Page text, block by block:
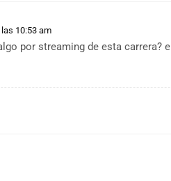
10:53 am
por streaming de esta carrera?